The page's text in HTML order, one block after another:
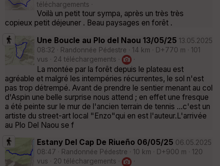
téléchargements ·
Voilà un petit tour sympa, après un très très
copieux petit déjeuner . Beau paysages en forêt .
Une Boucle au Plo del Naou 13/05/25 13.05.2025
08:32 · Randonnée Pédestre · 14 km · D+770 m · 101
vus · 24 téléchargements ·
·
La montée par la forêt depuis le plateau est
agréable et malgré les intempéries récurrentes, le sol n'est
pas trop détrempé. Avant de prendre le sentier menant au col
d'Aspin une belle surprise nous attend ; en effet une fresque
a été peinte sur le mur de l'ancien terrain de tennis ...c'est un
artiste du street-art local "Enzo"qui en est l'auteur.L'arrivée
au Plo Del Naou se f
Estany Del Cap De Riueño 06/05/25 06.05.2025
08:47 · Randonnée Pédestre · 10 km · D+900 m · 120
vus · 20 téléchargements ·
·